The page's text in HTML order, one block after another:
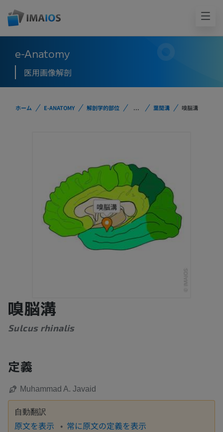
e-Anatomy
医用画像解剖
ホーム E-ANATOMY 解剖学的部位 ... 葉間溝 嗅脳溝
嗅脳溝
Sulcus rhinalis
定義
Muhammad A. Javaid
自動翻訳
原文を表示 常に原文の定義を表示